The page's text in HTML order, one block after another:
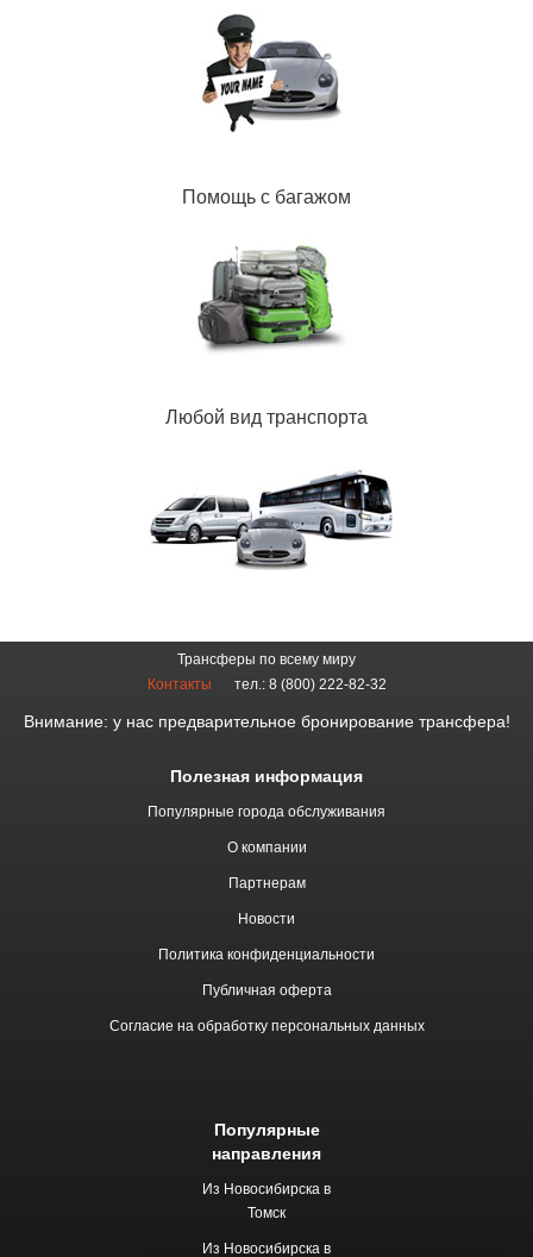
Помощь с багажом
Любой вид транспорта
Популярные
направления
Из Новосибирска в
Томск
Из Новосибирска в
Трансферы по всему миру
Полезная информация
Популярные города обслуживания
О компании
Партнерам
Новости
Политика конфиденциальности
Публичная оферта
Согласие на обработку персональных данных
Контакты тел.: 8 (800) 222-82-32
Внимание: у нас предварительное бронирование трансфера!